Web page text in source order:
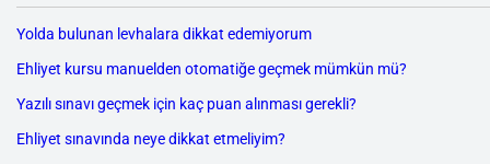
Yolda bulunan levhalara dikkat edemiyorum
Ehliyet kursu manuelden otomatiğe geçmek mümkün mü?
Yazılı sınavı geçmek için kaç puan alınması gerekli?
Ehliyet sınavında neye dikkat etmeliyim?